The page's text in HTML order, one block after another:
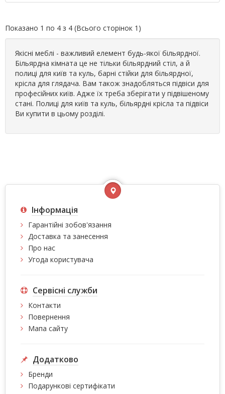
Показано 1 по 4 з 4 (Всього сторінок 1)
Якісні меблі - важливий елемент будь-якої більярдної.
Більярдна кімната це не тільки більярдний стіл, а й
полиці для київ та куль, барні стійки для більярдної,
крісла для глядача. Вам також знадобляться підвіси для
професійних київ. Адже їх треба зберігати у підвішеному
стані. Полиці для київ та куль, більярдні крісла та підвіси
Ви купити в цьому розділі.
Інформація
Гарантійні зобов'язання
Доставка та занесення
Про нас
Угода користувача
Сервісні служби
Контакти
Повернення
Мапа сайту
Додатково
Бренди
Подарункові сертифікати